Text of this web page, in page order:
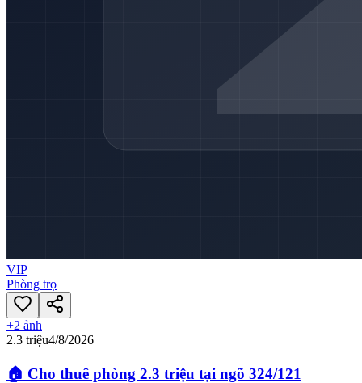
VIP
Phòng trọ
+2 ảnh
2.3 triệu4/8/2026
🏠 Cho thuê phòng 2.3 triệu tại ngõ 324/121